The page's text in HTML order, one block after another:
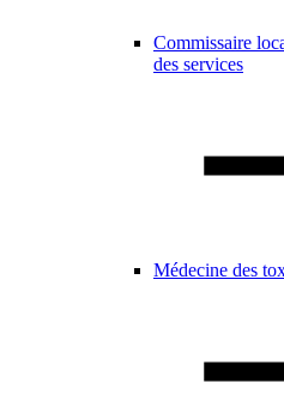
Commissaire
des services
Médecine des